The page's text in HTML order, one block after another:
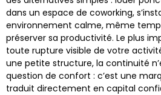
dans un espace de coworking,
environnement calme, même
préserver sa productivité. Le plus
toute rupture visible de votre
une petite structure, la continuité
question de confort : c’est une
traduit directement en capital